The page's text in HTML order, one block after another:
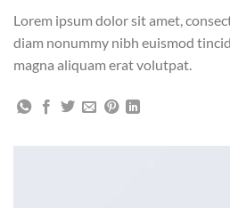
Lorem ipsum dolor sit amet,
diam nonummy nibh euismod
magna aliquam erat volutpat.